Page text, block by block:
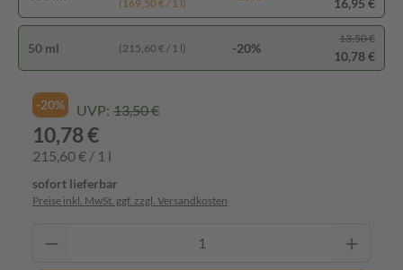
(169,50 € / 1 l)
16,95 €
50 ml (215,60 € / 1 l) -20%
13,50 €
10,78 €
-20% UVP: 13,50 €
10,78 €
215,60 € / 1 l
sofort lieferbar
Preise inkl. MwSt. ggf. zzgl. Versandkosten